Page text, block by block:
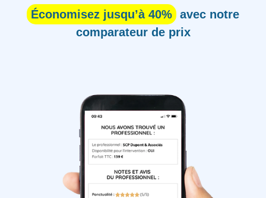
Économisez jusqu’à 40% avec notre
comparateur de prix